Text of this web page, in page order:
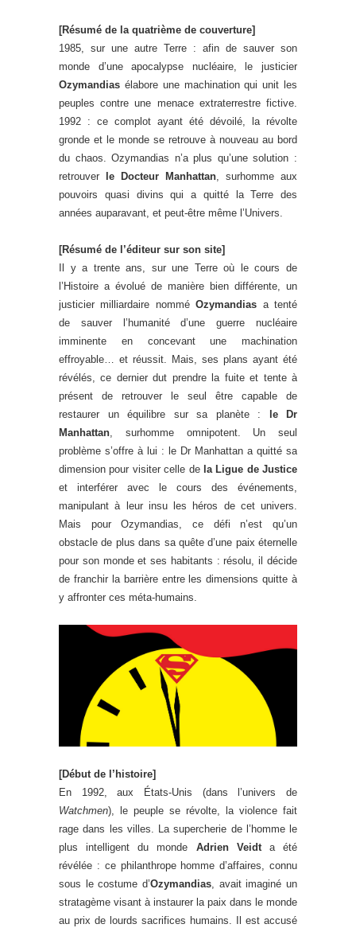
[Résumé de la quatrième de couverture]
1985, sur une autre Terre : afin de sauver son
monde d’une apocalypse nucléaire, le justicier
Ozymandias élabore une machination qui unit les
peuples contre une menace extraterrestre fictive.
1992 : ce complot ayant été dévoilé, la révolte
gronde et le monde se retrouve à nouveau au bord
du chaos. Ozymandias n’a plus qu’une solution :
retrouver le Docteur Manhattan , surhomme aux
pouvoirs quasi divins qui a quitté la Terre des
années auparavant, et peut-être même l’Univers.
[Résumé de l’éditeur sur son site]
Il y a trente ans, sur une Terre où le cours de
l’Histoire a évolué de manière bien différente, un
justicier milliardaire nomméOzymandias a tenté
de sauver l’humanité d’une guerre nucléaire
imminente en concevant une machination
effroyable… et réussit. Mais, ses plans ayant été
révélés, ce dernier dut prendre la fuite et tente à
présent de retrouver le seul être capable de
restaurer un équilibre sur sa planète : le Dr
Manhattan , surhomme omnipotent. Un seul
problème s’offre à lui : le Dr Manhattan a quitté sa
dimension pour visiter celle de la Ligue de Justice
et interférer avec le cours des événements,
manipulant à leur insu les héros de cet univers.
Mais pour Ozymandias, ce défi n’est qu’un
obstacle de plus dans sa quête d’une paix éternelle
pour son monde et ses habitants : résolu, il décide
de franchir la barrière entre les dimensions quitte à
y affronter ces méta-humains.
[Début de l’histoire]
En 1992, aux États-Unis (dans l’univers de
Watchmen), le peuple se révolte, la violence fait
rage dans les villes. La supercherie de l’homme le
plus intelligent du monde Adrien Veidta été
révélée : ce philanthrope homme d’affaires, connu
sous le costume d’Ozymandias , avait imaginé un
stratagème visant à instaurer la paix dans le monde
au prix de lourds sacrifices humains. Il est accusé